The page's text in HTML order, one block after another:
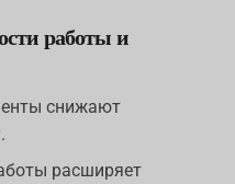
работы и
снижают
расширяет